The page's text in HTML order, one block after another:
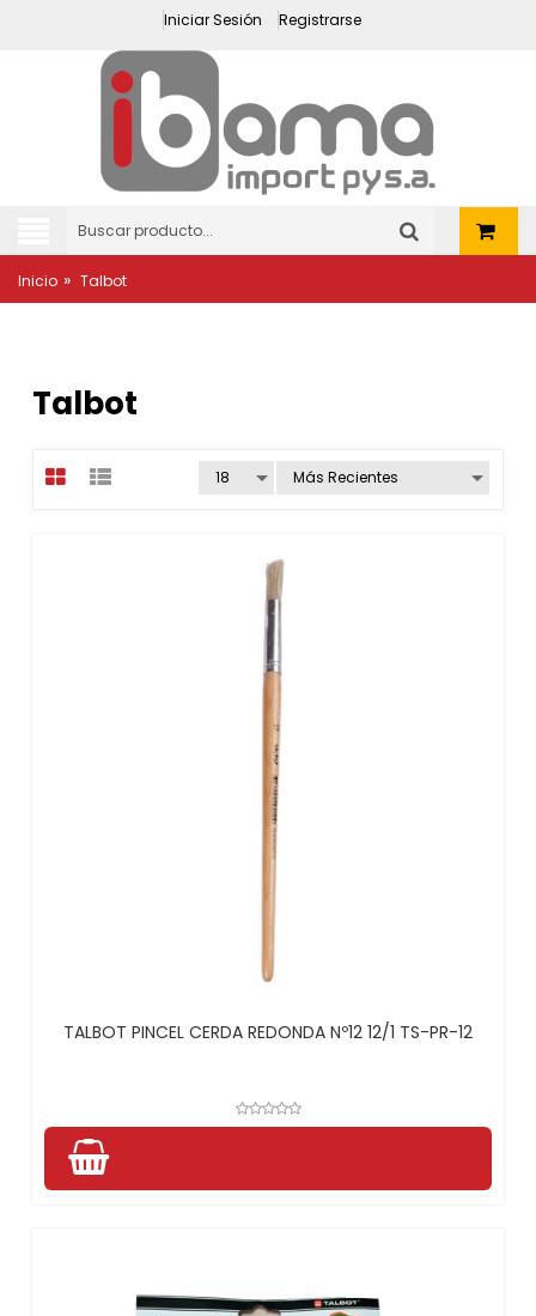
Iniciar Sesión Registrarse
Inicio » Talbot
Talbot
TALBOT PINCEL CERDA REDONDA Nº12 12/1 TS-PR-12